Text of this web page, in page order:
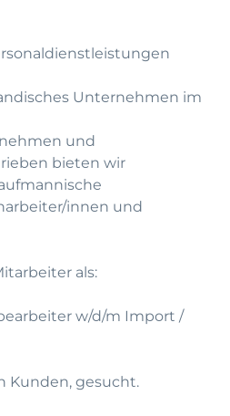
Unternehmen im
und
bieten wir
innen und
als:
w/d/m Import /
Kunden, gesucht.